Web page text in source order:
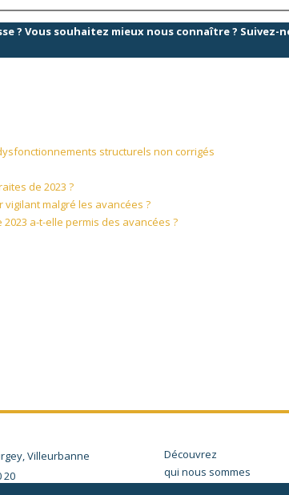
? Vous souhaitez mieux nous connaître ? Suivez-
structurels non corrigés
de 2023 ?
malgré les avancées ?
a-t-elle permis des avancées ?
Villeurbanne
20
Découvrez
qui nous sommes